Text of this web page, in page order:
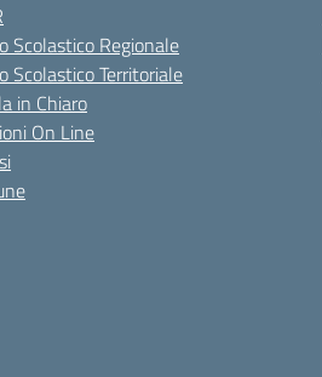
Scolastico Regionale
Scolastico Territoriale
in Chiaro
On Line